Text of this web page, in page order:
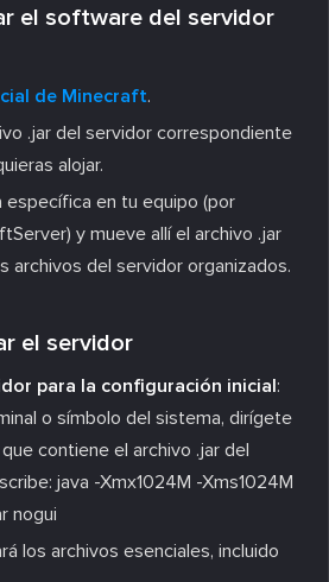
el software del servidor
de Minecraft.
.jar del servidor correspondiente
alojar.
específica en tu equipo (por
y mueve allí el archivo .jar
archivos del servidor organizados.
el servidor
para la configuración inicial:
o símbolo del sistema, dirígete
contiene el archivo .jar del
java -Xmx1024M -Xms1024M
nogui
los archivos esenciales, incluido